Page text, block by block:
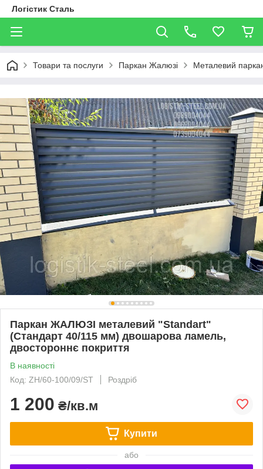
Логістик Сталь
Товари та послуги Паркан Жалюзі Металевий
Паркан ЖАЛЮЗІ металевий "Standart"
(Стандарт 40/115 мм) двошарова ламель,
двостороннє покриття
В наявності
Код: ZH/60-100/09/ST
Роздріб
1 200 ₴/кв.м
Купити
або